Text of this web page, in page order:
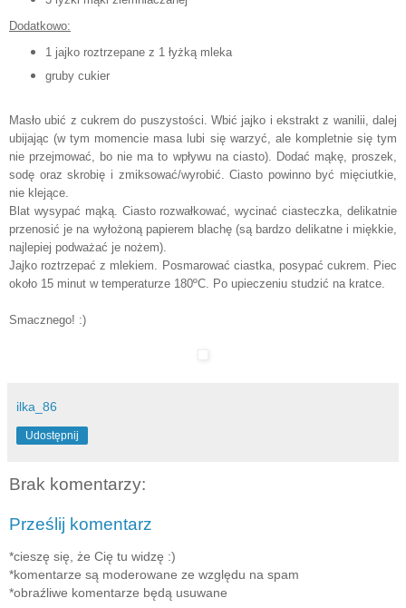
Dodatkowo:
1 jajko roztrzepane z 1 łyżką mleka
gruby cukier
Masło ubić z cukrem do puszystości. Wbić jajko i ekstrakt z wanilii, dalej
ubijając (w tym momencie masa lubi się warzyć, ale kompletnie się tym
nie przejmować, bo nie ma to wpływu na ciasto). Dodać mąkę, proszek,
sodę oraz skrobię i zmiksować/wyrobić. Ciasto powinno być mięciutkie,
nie klejące.
Blat wysypać mąką. Ciasto rozwałkować, wycinać ciasteczka, delikatnie
przenosić je na wyłożoną papierem blachę (są bardzo delikatne i miękkie,
najlepiej podważać je nożem).
Jajko roztrzepać z mlekiem. Posmarować ciastka, posypać cukrem. Piec
około 15 minut w temperaturze 180ºC. Po upieczeniu studzić na kratce.
Smacznego! :)
ilka_86
Udostępnij
Brak komentarzy:
Prześlij komentarz
*cieszę się, że Cię tu widzę :)
*komentarze są moderowane ze względu na spam
*obraźliwe komentarze będą usuwane